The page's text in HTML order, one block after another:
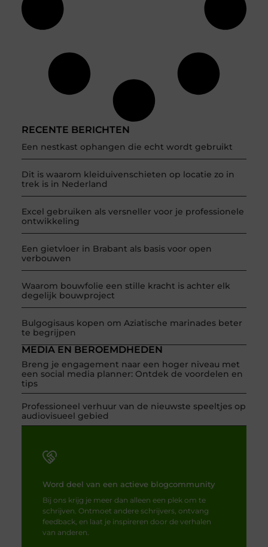
RECENTE BERICHTEN
Een nestkast ophangen die echt wordt gebruikt
Dit is waarom kleiduivenschieten op locatie zo in
trek is in Nederland
Excel gebruiken als versneller voor je professionele
ontwikkeling
Een gietvloer in Brabant als basis voor open
verbouwen
Waarom bouwfolie een stille kracht is achter elk
degelijk bouwproject
Bulgogisaus kopen om Aziatische marinades beter
te begrijpen
MEDIA EN BEROEMDHEDEN
Breng je engagement naar een hoger niveau met
een social media planner: Ontdek de voordelen en
tips
Professioneel verhuur van de nieuwste speeltjes op
audiovisueel gebied
Word deel van een actieve blogcommunity
Bij ons krijg je meer dan alleen een plek om te
schrijven. Ontmoet andere schrijvers, ontvang
feedback, en laat je inspireren door de verhalen
van anderen.